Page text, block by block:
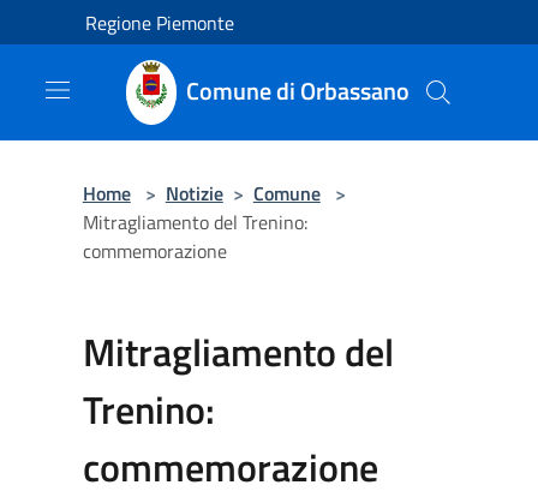
Salta al contenuto principale
Regione Piemonte
Comune di Orbassano
Home > Notizie > Comune >
Mitragliamento del Trenino:
commemorazione
Mitragliamento del
Trenino:
commemorazione